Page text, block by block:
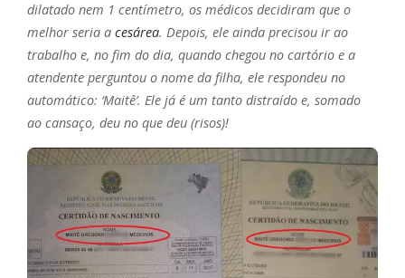
dilatado nem 1 centímetro, os médicos decidiram que o
melhor seria a cesárea. Depois, ele ainda precisou ir ao
trabalho e, no fim do dia, quando chegou no cartório e a
atendente perguntou o nome da filha, ele respondeu no
automático: ‘Maitê’. Ele já é um tanto distraído e, somado
ao cansaço, deu no que deu (risos)!